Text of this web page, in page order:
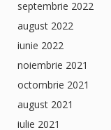
septembrie 2022
august 2022
iunie 2022
noiembrie 2021
octombrie 2021
august 2021
iulie 2021